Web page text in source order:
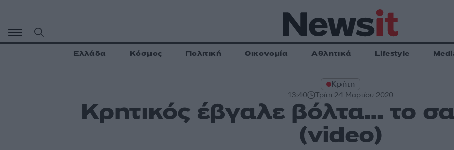
περιεχόμενο
Ελλάδα Κόσμος Πολιτική Οικονομία Αθλητικά Lifestyle
Κρήτη
13:40 Τρίτη 24 Μαρτίου 2020
Κρητικός έβγαλε βόλτα… το
(video)